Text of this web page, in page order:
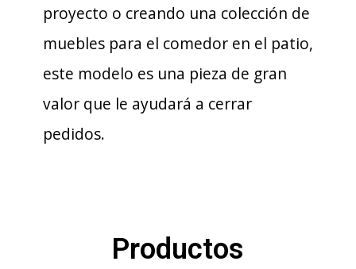
proyecto o creando una colección de
muebles para el comedor en el patio,
este modelo es una pieza de gran
valor que le ayudará a cerrar
pedidos.
Productos